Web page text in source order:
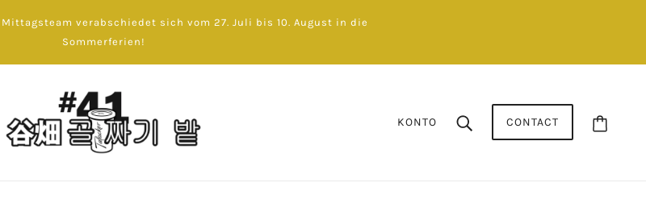
verabschiedet sich vom 27. Juli bis 10. August in die
Sommerferien!
KONTO CONTACT